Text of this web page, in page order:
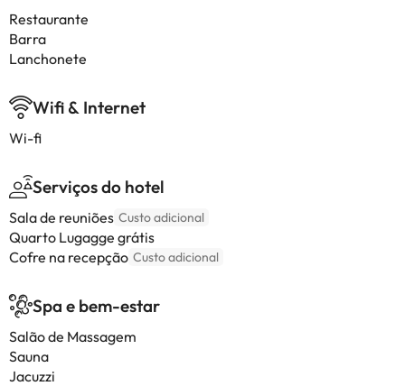
Restaurante
Barra
Lanchonete
Wifi & Internet
Wi-fi
Serviços do hotel
Sala de reuniões Custo adicional
Quarto Lugagge grátis
Cofre na recepção Custo adicional
Spa e bem-estar
Salão de Massagem
Sauna
Jacuzzi